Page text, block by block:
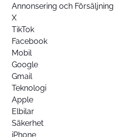
Annonsering och Försäljning
X
TikTok
Facebook
Mobil
Google
Gmail
Teknologi
Apple
Elbilar
Säkerhet
iPhone